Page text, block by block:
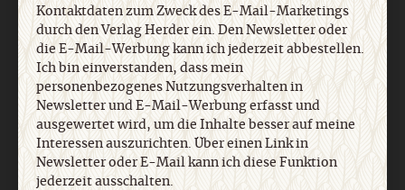
AGB und Widerrufsbelehrung Datenschutz
Barrierefreiheit
Impressum
Vertrag widerrufen Abo online kündigen
Kontaktdaten zum Zweck des E-Mail-Marketings
durch den Verlag Herder ein. Den Newsletter oder
die E-Mail-Werbung kann ich jederzeit abbestellen.
Ich bin einverstanden, dass mein
personenbezogenes Nutzungsverhalten in
Newsletter und E-Mail-Werbung erfasst und
ausgewertet wird, um die Inhalte besser auf meine
Interessen auszurichten. Über einen Link in
Newsletter oder E-Mail kann ich diese Funktion
jederzeit ausschalten.